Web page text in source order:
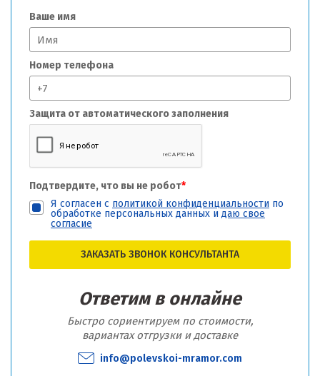
Ваше имя
Номер телефона
Защита от автоматического заполнения
Подтвердите, что вы не робот*
Я согласен с политикой конфиденциальности по
обработке персональных данных и даю свое
согласие
ЗАКАЗАТЬ ЗВОНОК КОНСУЛЬТАНТА
Ответим в онлайне
Быстро сориентируем по стоимости,
вариантах отгрузки и доставке
info@polevskoi-mramor.com